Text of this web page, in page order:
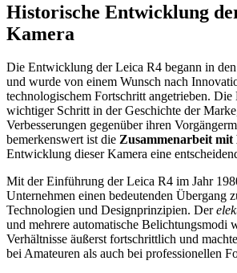
Historische Entwicklung
Kamera
Die Entwicklung der Leica R4 begann in den
und wurde von einem Wunsch nach
technologischem Fortschritt angetrieben.
wichtiger Schritt in der Geschichte der
Verbesserungen gegenüber ihren
bemerkenswert ist die Zusammenarbeit
Entwicklung dieser Kamera eine
Mit der Einführung der Leica R4 im Jahr
Unternehmen einen bedeutenden Übergang
Technologien und Designprinzipien. Der
und mehrere automatische Belichtungsmodi
Verhältnisse äußerst fortschrittlich und
bei Amateuren als auch bei professionellen